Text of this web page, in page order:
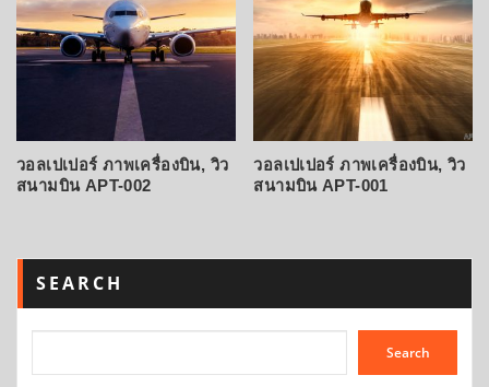
วอลเปเปอร์ ภาพเครื่องบิน, วิว
สนามบิน APT-002
วอลเปเปอร์ ภาพเครื่องบิน, วิว
สนามบิน APT-001
SEARCH
Search